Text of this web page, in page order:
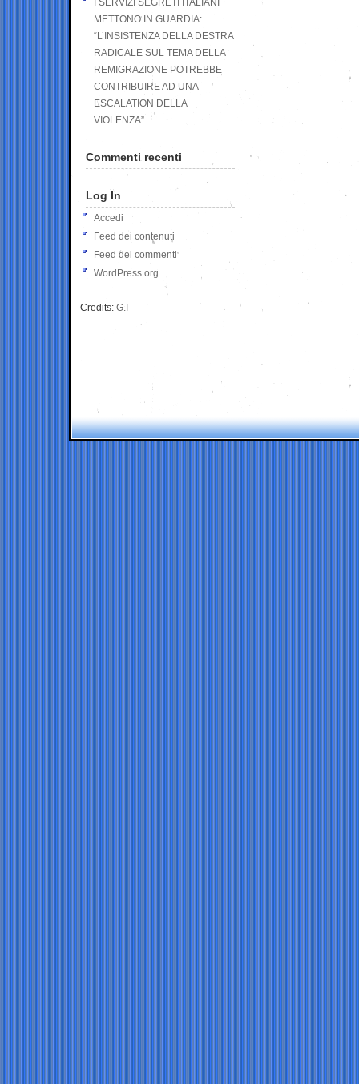
I SERVIZI SEGRETI ITALIANI
METTONO IN GUARDIA:
“L’INSISTENZA DELLA DESTRA
RADICALE SUL TEMA DELLA
REMIGRAZIONE POTREBBE
CONTRIBUIRE AD UNA
ESCALATION DELLA
VIOLENZA”
Commenti recenti
Log In
Accedi
Feed dei contenuti
Feed dei commenti
WordPress.org
Credits: G.I